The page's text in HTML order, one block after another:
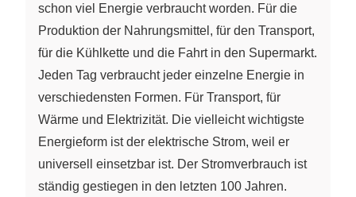
schon viel Energie verbraucht worden. Für die
Produktion der Nahrungsmittel, für den Transport,
für die Kühlkette und die Fahrt in den Supermarkt.
Jeden Tag verbraucht jeder einzelne Energie in
verschiedensten Formen. Für Transport, für
Wärme und Elektrizität. Die vielleicht wichtigste
Energieform ist der elektrische Strom, weil er
universell einsetzbar ist. Der Stromverbrauch ist
ständig gestiegen in den letzten 100 Jahren.